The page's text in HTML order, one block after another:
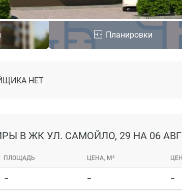
Планировки
НЕТ
В ЖК УЛ. САМОЙЛО, 29 НА 06
ПЛОЩАДЬ ЦЕНА, М²
– – –